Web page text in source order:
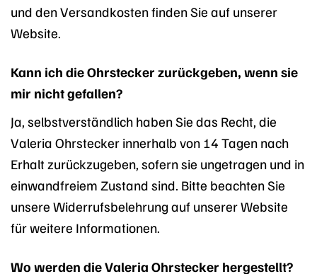
und den Versandkosten finden Sie auf unserer
Website.
Kann ich die Ohrstecker zurückgeben, wenn sie
mir nicht gefallen?
Ja, selbstverständlich haben Sie das Recht, die
Valeria Ohrstecker innerhalb von 14 Tagen nach
Erhalt zurückzugeben, sofern sie ungetragen und in
einwandfreiem Zustand sind. Bitte beachten Sie
unsere Widerrufsbelehrung auf unserer Website
für weitere Informationen.
Wo werden die Valeria Ohrstecker hergestellt?